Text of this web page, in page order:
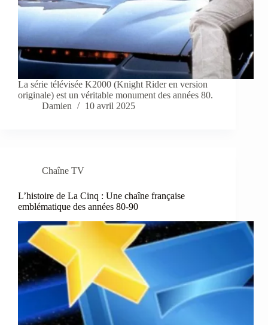
La série télévisée K2000 (Knight Rider en version
originale) est un véritable monument des années 80.
Damien
10 avril 2025
Chaîne TV
L’histoire de La Cinq : Une chaîne française
emblématique des années 80-90